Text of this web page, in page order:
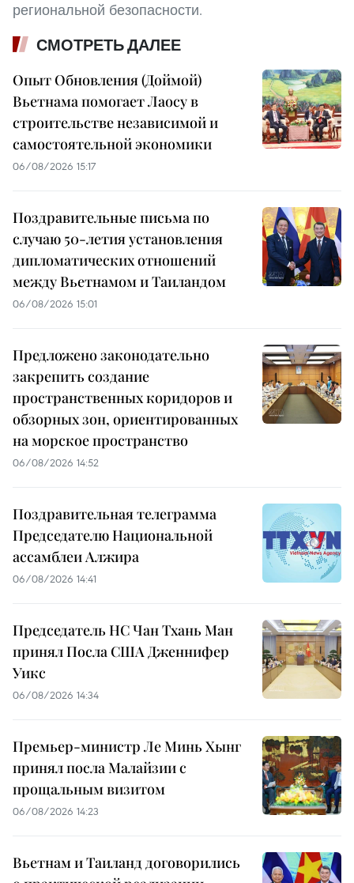
региональной безопасности.
СМОТРЕТЬ ДАЛЕЕ
Опыт Обновления (Доймой)
Вьетнама помогает Лаосу в
строительстве независимой и
самостоятельной экономики
06/08/2026 15:17
Поздравительные письма по
случаю 50-летия установления
дипломатических отношений
между Вьетнамом и Таиландом
06/08/2026 15:01
Предложено законодательно
закрепить создание
пространственных коридоров и
обзорных зон, ориентированных
на морское пространство
06/08/2026 14:52
Поздравительная телеграмма
Председателю Национальной
ассамблеи Алжира
06/08/2026 14:41
Председатель НС Чан Тхань Ман
принял Посла США Дженнифер
Уикс
06/08/2026 14:34
Премьер-министр Ле Минь Хынг
принял посла Малайзии с
прощальным визитом
06/08/2026 14:23
Вьетнам и Таиланд договорились